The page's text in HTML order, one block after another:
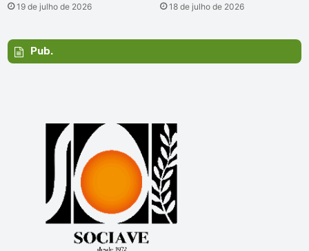
19 de julho de 2026 18 de julho de 2026
Pub.